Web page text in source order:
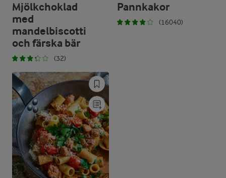
Mjölkchoklad
med
mandelbiscotti
och färska bär
(32)
Pannkakor
(16040)